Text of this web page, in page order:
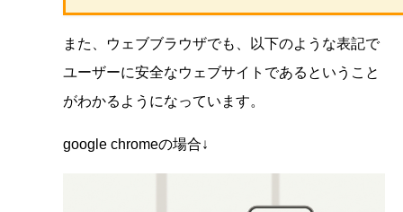
また、ウェブブラウザでも、以下のような表記で
ユーザーに安全なウェブサイトであるということ
がわかるようになっています。
google chromeの場合↓